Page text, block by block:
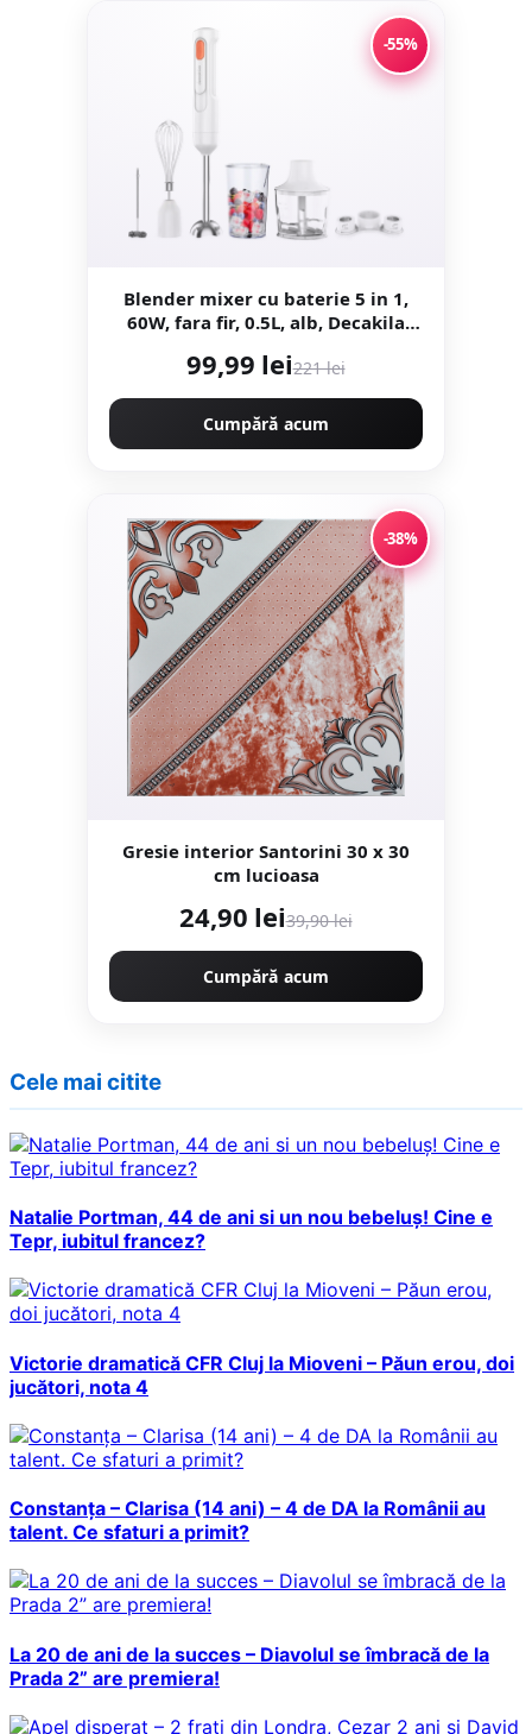
-55%
Blender mixer cu baterie 5 in 1,
60W, fara fir, 0.5L, alb, Decakila
99,99 lei221 lei
Cumpără acum
-38%
Gresie interior Santorini 30 x 30
cm lucioasa
24,90 lei39,90 lei
Cumpără acum
Cele mai citite
Natalie Portman, 44 de ani si un nou bebeluș! Cine e
Tepr, iubitul francez?
Victorie dramatică CFR Cluj la Mioveni – Păun erou, doi
jucători, nota 4
Constanța – Clarisa (14 ani) – 4 de DA la Românii au
talent. Ce sfaturi a primit?
La 20 de ani de la succes – Diavolul se îmbracă de la
Prada 2” are premiera!